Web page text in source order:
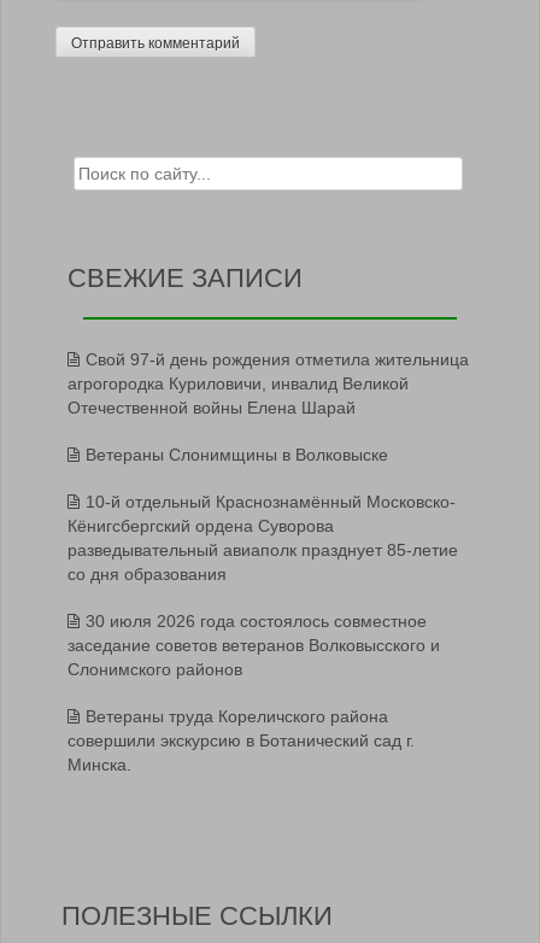
Search for:
СВЕЖИЕ ЗАПИСИ
Свой 97-й день рождения отметила жительница
агрогородка Куриловичи, инвалид Великой
Отечественной войны Елена Шарай
Ветераны Слонимщины в Волковыске
10-й отдельный Краснознамённый Московско-
Кёнигсбергский ордена Суворова
разведывательный авиаполк празднует 85-летие
со дня образования
30 июля 2026 года состоялось совместное
заседание советов ветеранов Волковысского и
Слонимского районов
Ветераны труда Кореличского района
совершили экскурсию в Ботанический сад г.
Минска.
ПОЛЕЗНЫЕ ССЫЛКИ